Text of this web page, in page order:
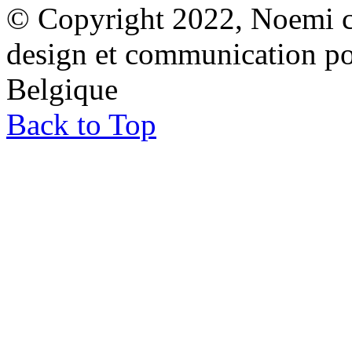
© Copyright 2022, Noemi
design et communication
Belgique
Back to Top